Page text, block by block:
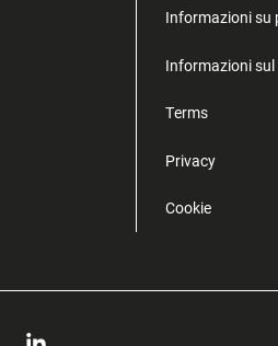
Informazioni su
Informazioni
Terms
Privacy
Cookie